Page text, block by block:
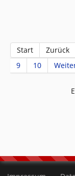
Start Zurück
9
10